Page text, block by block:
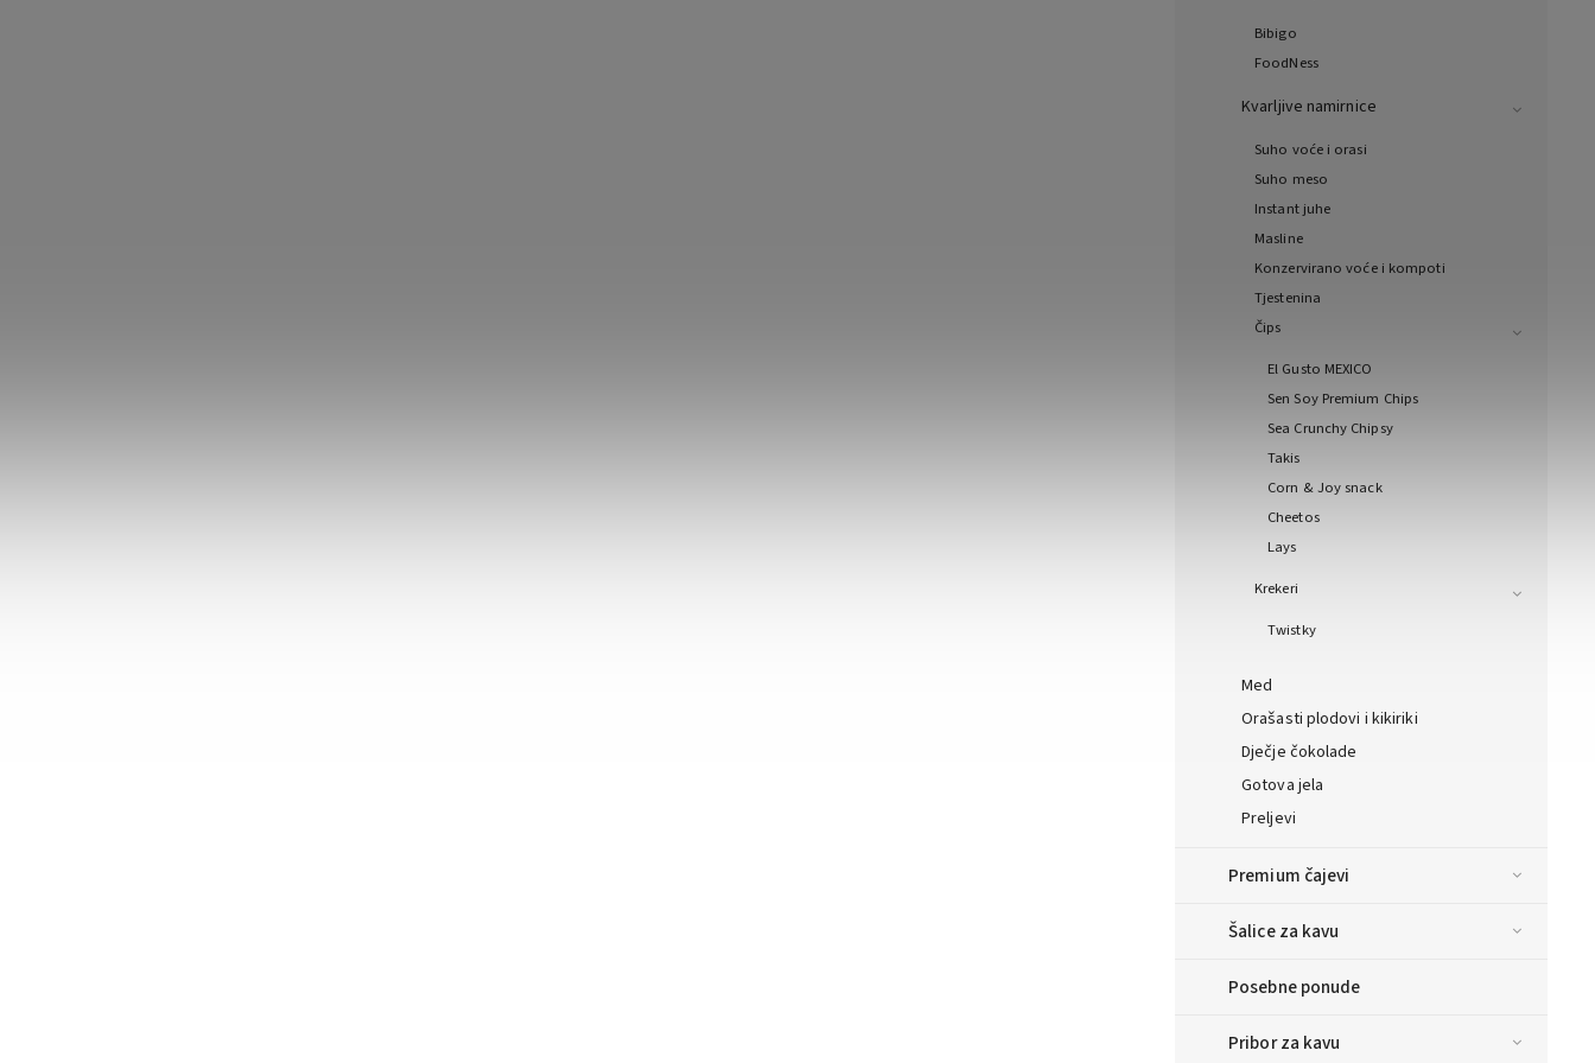
Bibigo
FoodNess
Kvarljive namirnice
Suho voće i orasi
Suho meso
Instant juhe
Masline
Konzervirano voće i kompoti
Tjestenina
Čips
El Gusto MEXICO
Sen Soy Premium Chips
Sea Crunchy Chipsy
Takis
Corn & Joy snack
Cheetos
Lays
Krekeri
Twistky
Med
Orašasti plodovi i kikiriki
Dječje čokolade
Gotova jela
Preljevi
Premium čajevi
Šalice za kavu
Posebne ponude
Pribor za kavu